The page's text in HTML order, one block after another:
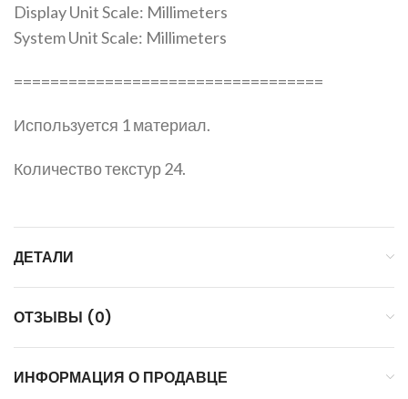
Display Unit Scale: Millimeters
System Unit Scale: Millimeters
==================================
Используется 1 материал.
Количество текстур 24.
ДЕТАЛИ
ОТЗЫВЫ (0)
ИНФОРМАЦИЯ О ПРОДАВЦЕ